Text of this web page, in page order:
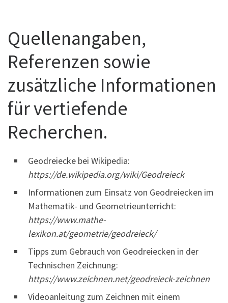
Quellenangaben,
Referenzen sowie
zusätzliche Informationen
für vertiefende
Recherchen.
Geodreiecke bei Wikipedia:
https://de.wikipedia.org/wiki/Geodreieck
Informationen zum Einsatz von Geodreiecken im
Mathematik- und Geometrieunterricht:
https://www.mathe-
lexikon.at/geometrie/geodreieck/
Tipps zum Gebrauch von Geodreiecken in der
Technischen Zeichnung:
https://www.zeichnen.net/geodreieck-zeichnen
Videoanleitung zum Zeichnen mit einem